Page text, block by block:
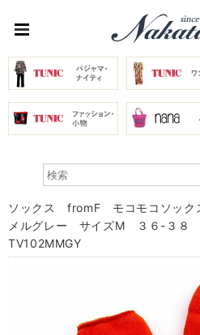
ソックス fromF モコモコソッ
メルグレー サイズM ３６-３８ （
TV102MMGY